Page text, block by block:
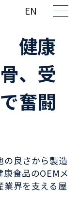
EN
健康
、受
奮闘
良さから製造
食品のOEMメ
業界を支える屋